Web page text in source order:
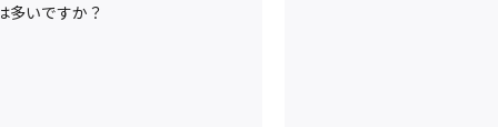
多いですか？